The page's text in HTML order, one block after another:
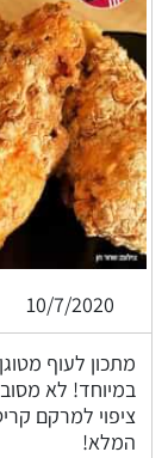
10/7/2020
ציפוי למרקם
המלא!